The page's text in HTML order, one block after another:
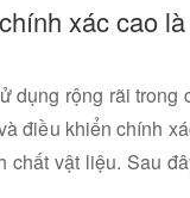
khi thiệt hại
xác cao
dụng rộng rãi
điều khiển chính
chất vật liệu. Sau